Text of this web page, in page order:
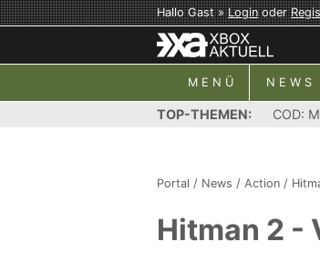
Hallo Gast »Loginoder
MENÜ NEWS
TOP-THEMEN: COD:
Portal / News / Action /
Hitman 2 -